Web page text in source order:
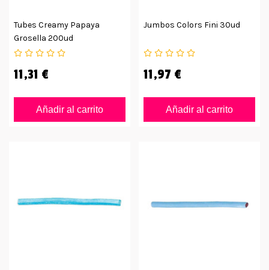
Tubes Creamy Papaya
Grosella 200ud
11,31 €
Añadir al carrito
Jumbos Colors Fini 30ud
11,97 €
Añadir al carrito